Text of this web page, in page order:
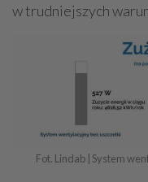
w trudniejszych
Fot. Lindab | System